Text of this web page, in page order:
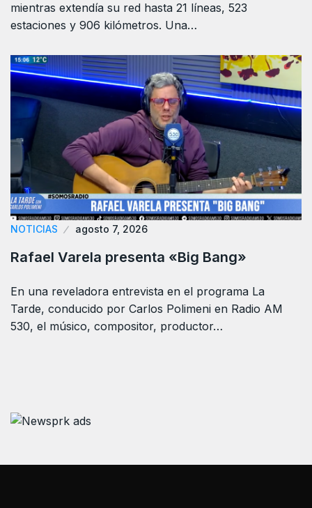
mientras extendía su red hasta 21 líneas, 523
estaciones y 906 kilómetros. Una…
NOTICIAS agosto 7, 2026
Rafael Varela presenta «Big Bang»
En una reveladora entrevista en el programa La
Tarde, conducido por Carlos Polimeni en Radio AM
530, el músico, compositor, productor…